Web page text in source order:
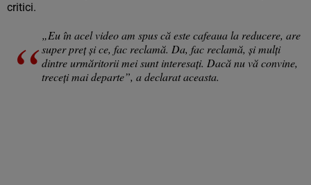
critici.
„Eu în acel video am spus că este cafeaua la reducere, are
super preț și ce, fac reclamă. Da, fac reclamă, și mulți
dintre urmăritorii mei sunt interesați. Dacă nu vă convine,
treceți mai departe”, a declarat aceasta.